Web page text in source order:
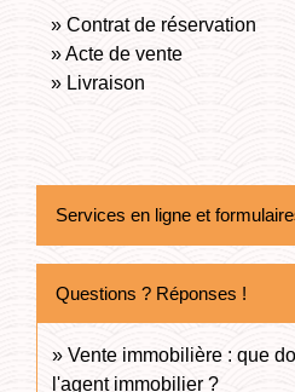
Contrat de réservation
Acte de vente
Livraison
Services en ligne et
Questions ? Réponses !
Vente immobilière : que
l'agent immobilier ?